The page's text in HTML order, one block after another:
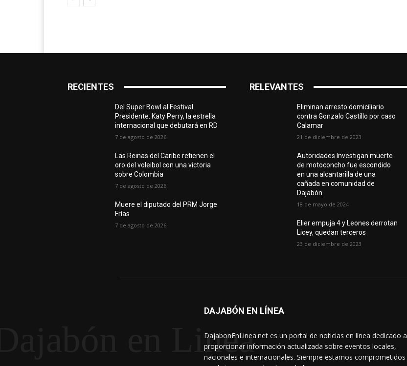
RECIENTES
Del Super Bowl al Festival
Presidente: Katy Perry, la estrella
internacional que debutará en RD
7 de agosto de 2026
Las Reinas del Caribe retienen el
oro del voleibol con una victoria
sobre Colombia
7 de agosto de 2026
Muere el diputado del PRM Jorge
Frías
7 de agosto de 2026
RELEVANTES
Eliminan arresto domiciliario
contra Gonzalo Castillo por caso
Calamar
21 de diciembre de 2023
Autoridades Investigan muerte
de motoconcho fue escondido
en una alcantarilla de una
cañada en comunidad de
Dajabón.
18 de mayo de 2024
Elier empuja 4 y Leones derrotan
Licey, quedan terceros
23 de diciembre de 2023
en Linea
DAJABÓN EN LÍNEA
DajabonEnLinea.net es un portal de noticias en línea dedicado a
proporcionar información actualizada sobre eventos locales,
nacionales e internacionales. Siempre estamos comprometidos